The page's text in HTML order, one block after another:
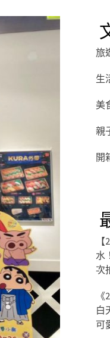
旅
生
美
親
開
水
次
白
可